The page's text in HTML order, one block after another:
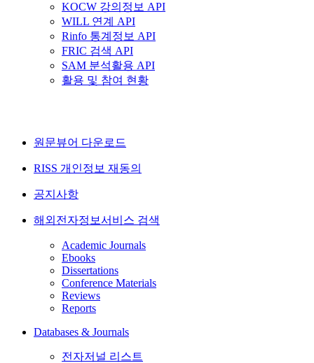
KOCW 강의정보 API
WILL 연계 API
Rinfo 통계정보 API
FRIC 검색 API
SAM 분석활용 API
활용 및 참여 현황
원문뷰어 다운로드
RISS 개인정보 재동의
공지사항
해외전자정보서비스 검색
Academic Journals
Ebooks
Dissertations
Conference Materials
Reviews
Reports
Databases & Journals
전자저널 리스트